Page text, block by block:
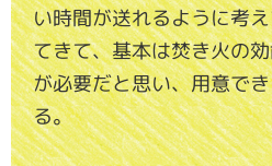
い時間が送れるように考
てきて、基本は焚き火の
が必要だと思い、用意で
る。